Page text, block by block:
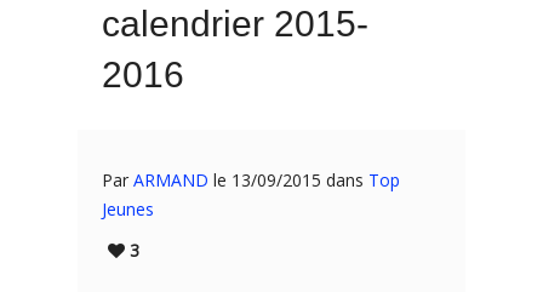
calendrier 2015-
2016
Par ARMAND le 13/09/2015 dans Top
Jeunes
3